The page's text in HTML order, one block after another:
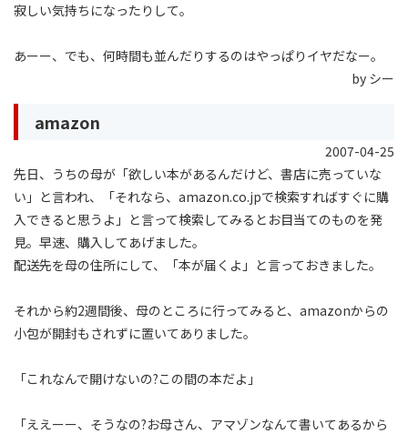
寂しい気持ちになったりして。
あーー、でも、何時間も並んだりするのはやっぱりイヤだなー。
by シー
amazon
2007-04-25
先日、うちの母が「欲しい本があるんだけど、書店に売っていな
い」と言われ、「それなら、amazon.co.jpで検索すればすぐに購
入できると思うよ」と言って検索してみるとお目当てのものを発
見。早速、購入してあげました。
配送先を母の住所にして、「本が届くよ」と言っておきました。
それから約2週間後、母のところに行ってみると、amazonからの
小包が開封もされずに置いてありました。
「これなんで開けないの?この間の本だよ」
「ええーー、そうなの?お母さん、アマゾンなんて書いてあるから